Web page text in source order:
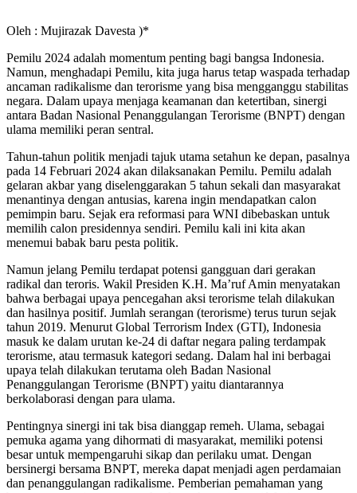
Oleh : Mujirazak Davesta )*
Pemilu 2024 adalah momentum penting bagi bangsa Indonesia.
Namun, menghadapi Pemilu, kita juga harus tetap waspada terhadap
ancaman radikalisme dan terorisme yang bisa mengganggu stabilitas
negara. Dalam upaya menjaga keamanan dan ketertiban, sinergi
antara Badan Nasional Penanggulangan Terorisme (BNPT) dengan
ulama memiliki peran sentral.
Tahun-tahun politik menjadi tajuk utama setahun ke depan, pasalnya
pada 14 Februari 2024 akan dilaksanakan Pemilu. Pemilu adalah
gelaran akbar yang diselenggarakan 5 tahun sekali dan masyarakat
menantinya dengan antusias, karena ingin mendapatkan calon
pemimpin baru. Sejak era reformasi para WNI dibebaskan untuk
memilih calon presidennya sendiri. Pemilu kali ini kita akan
menemui babak baru pesta politik.
Namun jelang Pemilu terdapat potensi gangguan dari gerakan
radikal dan teroris. Wakil Presiden K.H. Ma’ruf Amin menyatakan
bahwa berbagai upaya pencegahan aksi terorisme telah dilakukan
dan hasilnya positif. Jumlah serangan (terorisme) terus turun sejak
tahun 2019. Menurut Global Terrorism Index (GTI), Indonesia
masuk ke dalam urutan ke-24 di daftar negara paling terdampak
terorisme, atau termasuk kategori sedang. Dalam hal ini berbagai
upaya telah dilakukan terutama oleh Badan Nasional
Penanggulangan Terorisme (BNPT) yaitu diantarannya
berkolaborasi dengan para ulama.
Pentingnya sinergi ini tak bisa dianggap remeh. Ulama, sebagai
pemuka agama yang dihormati di masyarakat, memiliki potensi
besar untuk mempengaruhi sikap dan perilaku umat. Dengan
bersinergi bersama BNPT, mereka dapat menjadi agen perdamaian
dan penanggulangan radikalisme. Pemberian pemahaman yang